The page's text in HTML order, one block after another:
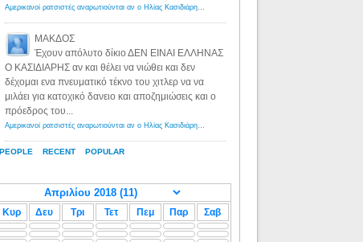
PEOPLE RECENT POPULAR
Αμερικανοί ρατσιστές αναρωτιούνται αν ο Ηλίας Κασιδιάρης ανήκει στη λευκή φυλή... - Λόγιος Ερμής
ΜΑΚΔΟΣ
Έχουν απόλυτο δίκιο ΔΕΝ ΕΙΝΑΙ ΕΛΛΗΝΑΣ
Ο ΚΑΣΙΔΙΑΡΗΣ αν και θέλει να νιώθει και δεν
δέχομαι ενα πνευματικό τέκνο του χιτλερ να να
μιλάει για κατοχικό δανειο και αποζημιώσεις και ο
πρόεδρος του...
Αμερικανοί ρατσιστές αναρωτιούνται αν ο Ηλίας Κασιδιάρης ανήκει στη λευκή φυλή... - Λόγιος Ερμής
Κυρ Δευ Τρι Τετ Πεμ Παρ Σαβ